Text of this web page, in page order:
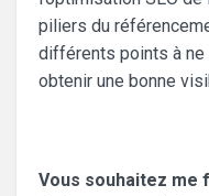
piliers du
différents points à
obtenir une bonne
Vous souhaitez me